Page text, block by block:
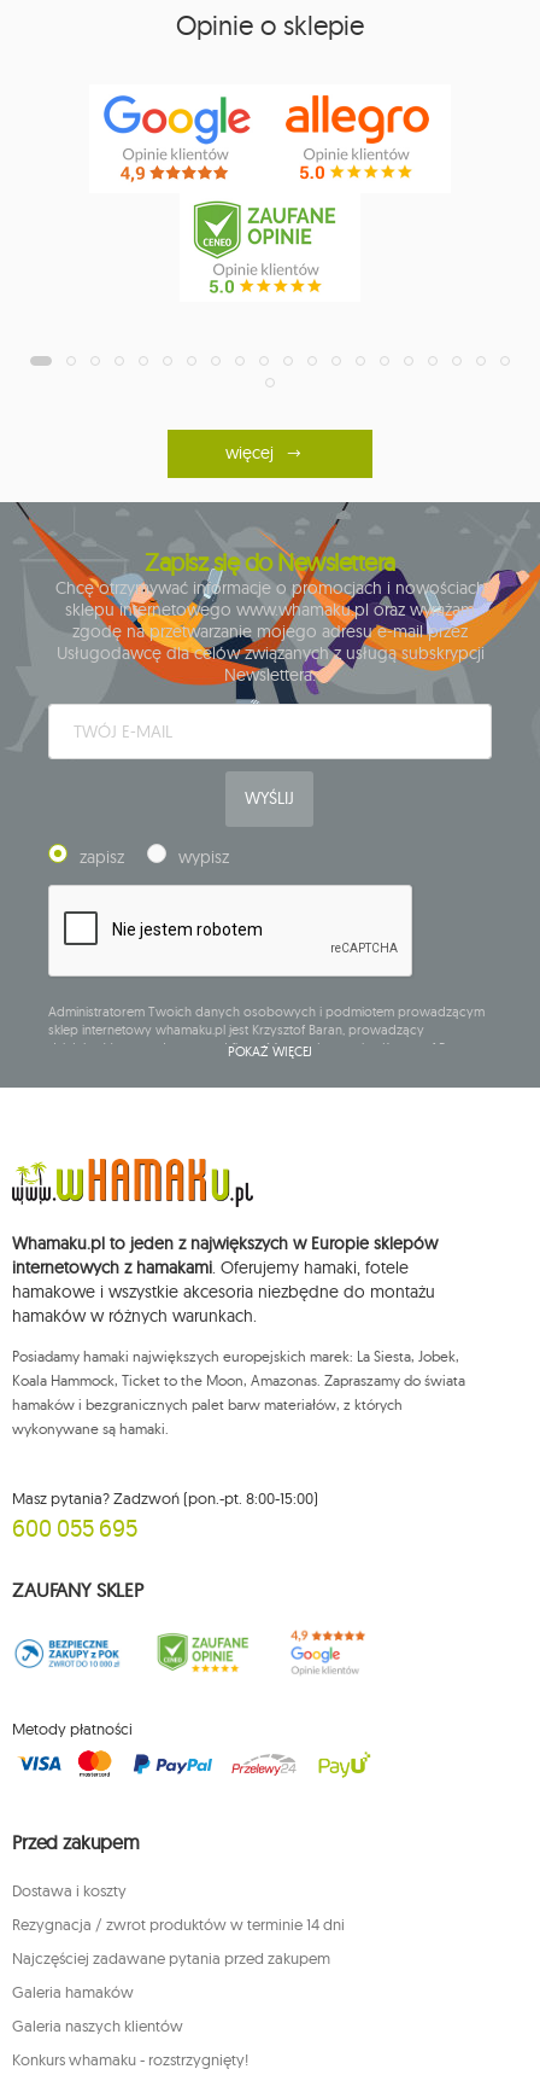
Opinie o sklepie
więcej
Zapisz się do Newslettera
Chcę otrzymywać informacje o promocjach i nowościach
sklepu internetowego www.whamaku.pl oraz wyrażam
zgodę na przetwarzanie mojego adresu e-mail przez
Usługodawcę dla celów związanych z usługą subskrypcji
Newslettera.
WYŚLIJ
zapisz wypisz
Administratorem Twoich danych osobowych i podmiotem prowadzącym
sklep internetowy whamaku.pl jest Krzysztof Baran, prowadzący
działalność gospodarczą pod firmą: Mouton Interactive Krzysztof Baran
Dane będą przetwarzane w celu wysyłki newslettera i przechowywane do
chwili rezygnacji z subskrypcji.
Przysługuje Ci prawo do żądania dostępu do swoich danych osobowych,
sprzeciwu wobec przetwarzania swoich danych oraz prawo do
wniesienia skargi do organu nadzorczego oraz cofnięcia zgody w
dowolnym momencie bez wpływu na zgodność z prawem przetwarzania,
którego dokonano na podstawie zgody przed jej cofnięciem. W tym celu
możesz kontaktować się z działem obsługi klienta Mouton Interactive pod
Więcej informacji: www.mouton.pl/ODO
POKAŻ WIĘCEJ
Whamaku.pl to jeden z największych w Europie sklepów
internetowych z hamakami. Oferujemy hamaki, fotele
hamakowe i wszystkie akcesoria niezbędne do montażu
hamaków w różnych warunkach.
Posiadamy hamaki największych europejskich marek: La Siesta, Jobek,
Koala Hammock, Ticket to the Moon, Amazonas. Zapraszamy do świata
hamaków i bezgranicznych palet barw materiałów, z których
wykonywane są hamaki.
Masz pytania? Zadzwoń (pon.-pt. 8:00-15:00)
600 055 695
ZAUFANY SKLEP
Metody płatności
Przed zakupem
Dostawa i koszty
Rezygnacja / zwrot produktów w terminie 14 dni
Najczęściej zadawane pytania przed zakupem
Galeria hamaków
Galeria naszych klientów
Konkurs whamaku - rozstrzygnięty!